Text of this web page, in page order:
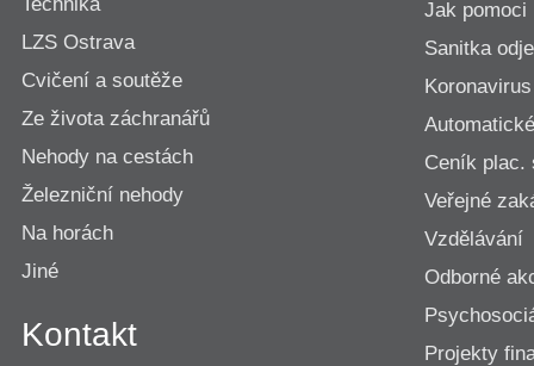
LZS Ostrava
Cvičení a soutěže
Ze života záchranářů
Nehody na cestách
Železniční nehody
Na horách
Jiné
Kontakt
Jak pomoci
Sanitka
Koronavirus
Ceník plac.
Veřejné
Vzdělávání
Odborné
Projekty